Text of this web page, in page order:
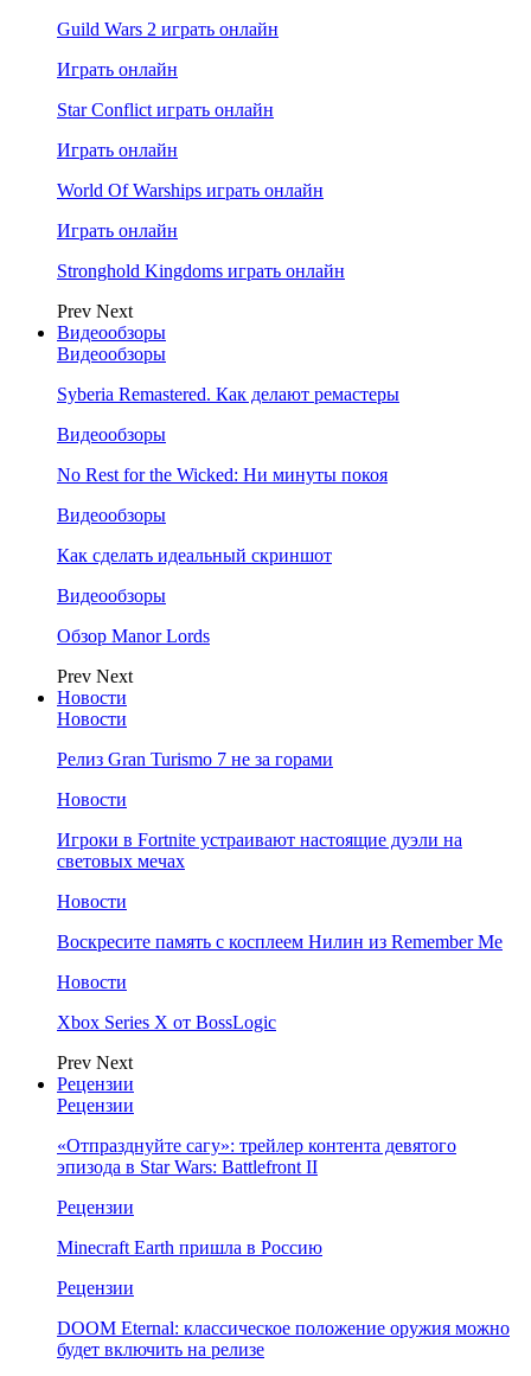
Guild Wars 2 играть онлайн
Играть онлайн
Star Conflict играть онлайн
Играть онлайн
World Of Warships играть онлайн
Играть онлайн
Stronghold Kingdoms играть онлайн
Prev Next
Видеообзоры
Видеообзоры
Syberia Remastered. Как делают ремастеры
Видеообзоры
No Rest for the Wicked: Ни минуты покоя
Видеообзоры
Как сделать идеальный скриншот
Видеообзоры
Обзор Manor Lords
Prev Next
Новости
Новости
Релиз Gran Turismo 7 не за горами
Новости
Игроки в Fortnite устраивают настоящие дуэли на
световых мечах
Новости
Воскресите память с косплеем Нилин из Remember Me
Новости
Xbox Series X от BossLogic
Prev Next
Рецензии
Рецензии
«Отпразднуйте сагу»: трейлер контента девятого
эпизода в Star Wars: Battlefront II
Рецензии
Minecraft Earth пришла в Россию
Рецензии
DOOM Eternal: классическое положение оружия можно
будет включить на релизе